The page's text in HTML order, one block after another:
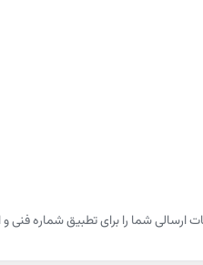
شما را برای تطبیق شماره فنی و